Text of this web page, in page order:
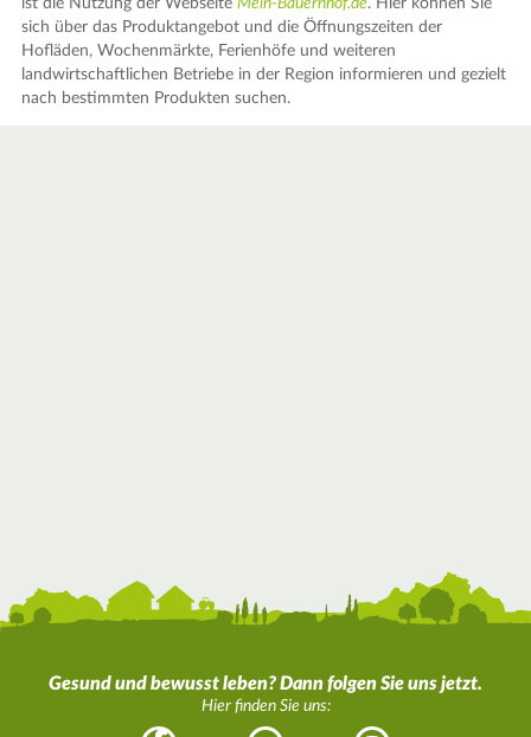
ist die Nutzung der WebseiteMein-Bauernhof.de. Hier können Sie
sich über das Produktangebot und die Öffnungszeiten der
Hofläden, Wochenmärkte, Ferienhöfe und weiteren
landwirtschaftlichen Betriebe in der Region informieren und gezielt
nach bestimmten Produkten suchen.
Gesund und bewusst leben? Dann folgen Sie uns jetzt.
Hier finden Sie uns: